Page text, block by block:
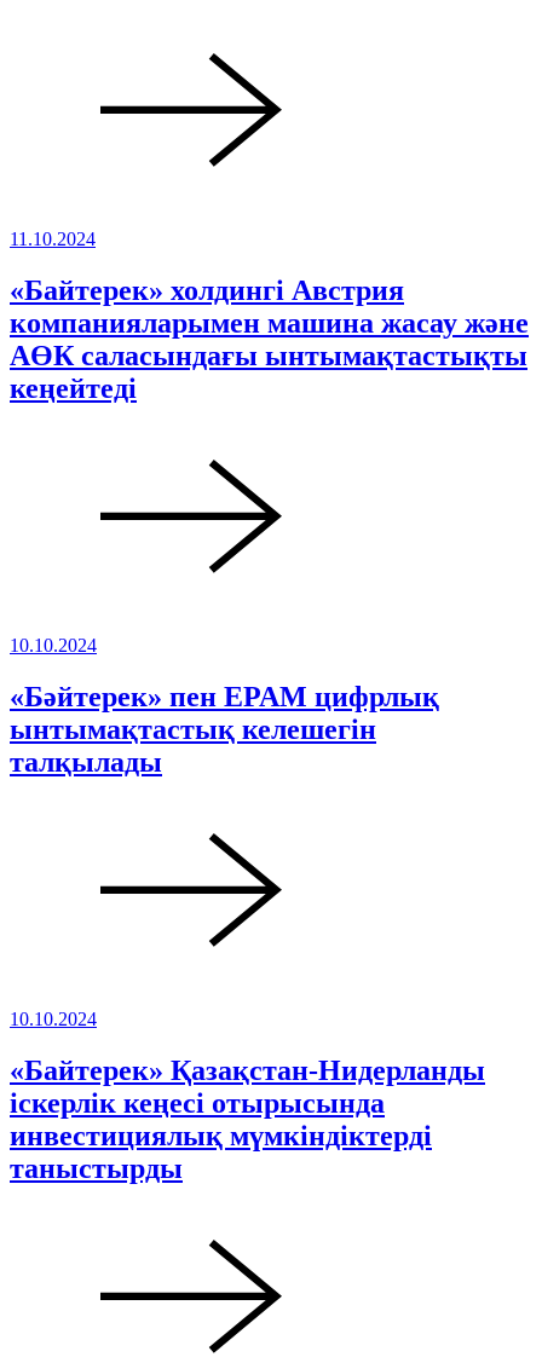
11.10.2024
«Байтерек» холдингі Австрия
компанияларымен машина жасау және
АӨК саласындағы ынтымақтастықты
кеңейтеді
10.10.2024
«Бәйтерек» пен EPAM цифрлық
ынтымақтастық келешегін
талқылады
10.10.2024
«Байтерек» Қазақстан-Нидерланды
іскерлік кеңесі отырысында
инвестициялық мүмкіндіктерді
таныстырды